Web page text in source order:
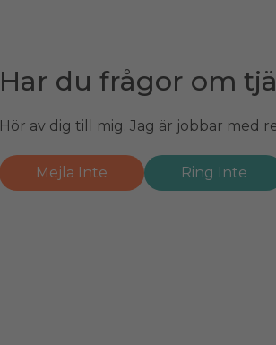
Har du frågor om
Hör av dig till mig. Jag är jobbar med
Mejla Inte Ring Inte
Har du frågor om
Hör av dig till mig. Jag är chef för
Mejla Patrik Ring Patrik